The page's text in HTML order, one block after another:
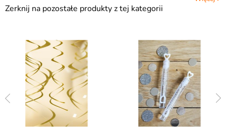
Zerknij na pozostałe produkty z tej kategorii